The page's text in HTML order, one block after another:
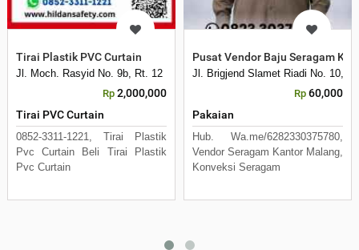
Tirai Plastik PVC Curtain
Jl. Moch. Rasyid No. 9b, Rt. 12 Rw. 3, Kelurahan Mulyorejo
Rp 2,000,000
Tirai PVC Curtain
0852-3311-1221, Tirai Plastik
Pvc Curtain Beli Tirai Plastik
Pvc Curtain
Pusat Vendor Baju Seragam
Jl. Brigjend Slamet Riadi No. 10,
Rp 60,000
Pakaian
Hub. Wa.me/6282330375780,
Vendor Seragam Kantor Malang,
Konveksi Seragam